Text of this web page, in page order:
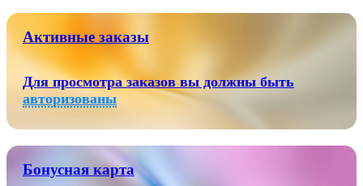
Активные заказы
Для просмотра заказов вы должны быть
авторизованы
Бонусная карта